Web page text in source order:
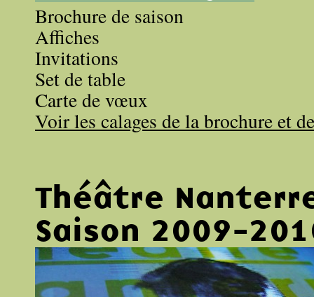
Brochure de saison
Affiches
Invitations
Set de table
Carte de vœux
Voir les calages de la brochure et
Théâtre
Saison 2009-